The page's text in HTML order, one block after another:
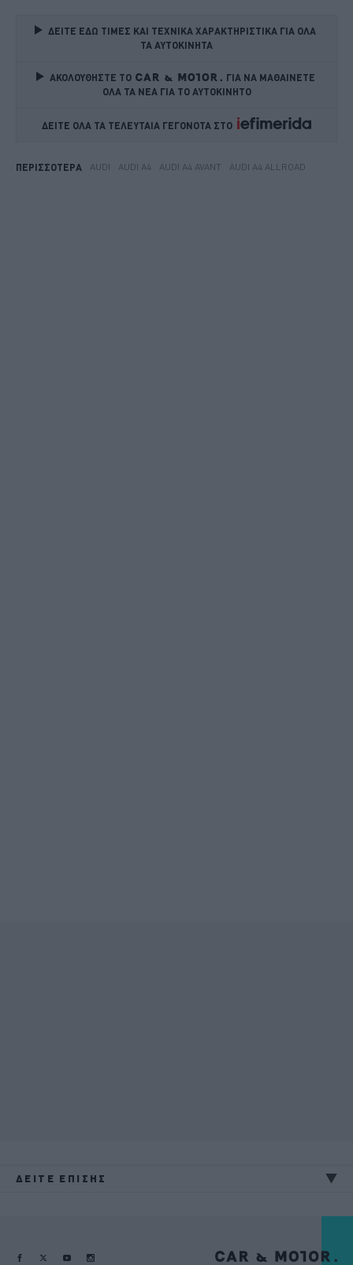
ΔΕΙΤΕ ΕΔΩ ΤΙΜΕΣ ΚΑΙ ΤΕΧΝΙΚΑ ΧΑΡΑΚΤΗΡΙΣΤΙΚΑ ΓΙΑ ΟΛΑ
ΤΑ ΑΥΤΟΚΙΝΗΤΑ
ΑΚΟΛΟΥΘΗΣΤΕ ΤΟ
ΓΙΑ ΝΑ ΜΑΘΑΙΝΕΤΕ
ΟΛΑ ΤΑ ΝΕΑ ΓΙΑ ΤΟ ΑΥΤΟΚΙΝΗΤΟ
ΔΕΙΤΕ ΟΛΑ ΤΑ ΤΕΛΕΥΤΑΙΑ ΓΕΓΟΝΟΤΑ ΣΤΟ
ΠΕΡΙΣΣΟΤΕΡΑ AUDI AUDI A4 AUDI A4 AVANT AUDI A4 ALLROAD
ΔΕΙΤΕ ΕΠΙΣΗΣ